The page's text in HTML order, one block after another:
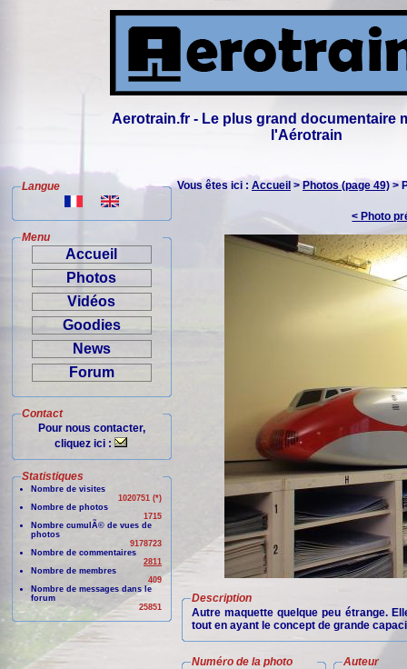
Aerotrain.fr - Le plus grand documentaire
l'Aérotrain
Langue
Menu
Accueil
Photos
Vidéos
Goodies
News
Forum
Contact
Pour nous contacter,
cliquez ici :
Statistiques
Nombre de visites
1020751 (*)
Nombre de photos
1715
Nombre cumulÃ© de vues de
photos
9178723
Nombre de commentaires
2811
Nombre de membres
409
Nombre de messages dans le
forum
25851
Vous êtes ici : Accueil > Photos (page 49) >
< Photo
Description
Autre maquette quelque peu étrange.
tout en ayant le concept de grande
Numéro de la photo
Auteur